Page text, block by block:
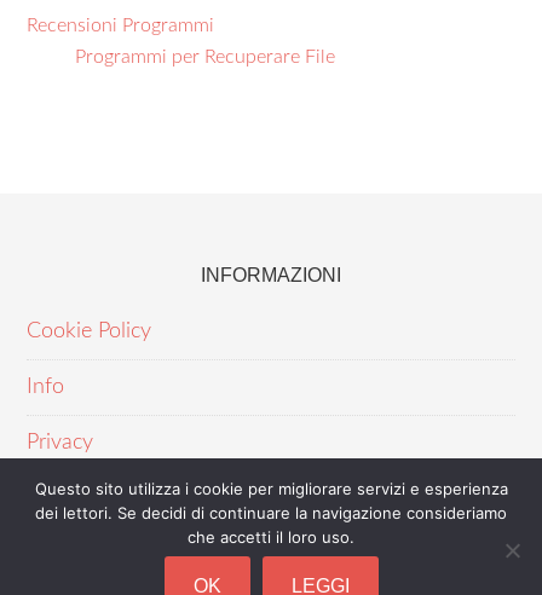
Recensioni Programmi
Programmi per Recuperare File
INFORMAZIONI
Cookie Policy
Info
Privacy
Questo sito utilizza i cookie per migliorare servizi e esperienza
dei lettori. Se decidi di continuare la navigazione consideriamo
che accetti il loro uso.
OK LEGGI